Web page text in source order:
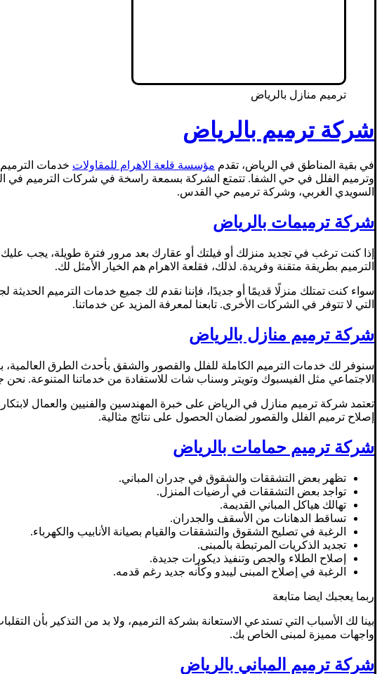
ترميم منازل بالرياض
شركة ترميم بالرياض
في بقية المناطق في الرياض، تقدم مؤسسة قلعة الاهرام للمقاولات خدمات
وترميم الفلل في حي الشفا. تتمتع الشركة بسمعة راسخة في شركات الترميم
السويدي الغربي، وشركة ترميم حي القدس.
شركة ترميمات بالرياض
إذا كنت ترغب في تجديد منزلك أو فيلتك أو عقارك بعد مرور فترة طويلة، يجب
الترميم بطريقة متقنة وفريدة. لذلك، فقلعة الاهرام هم الخيار الأمثل لك.
سواء كنت تمتلك منزلًا قديمًا أو جديدًا، فإننا نقدم لك جميع خدمات الترميم الحديثة
التي لا تتوفر في الشركات الأخرى. تابعنا لمعرفة المزيد عن خدماتنا.
شركة ترميم منازل بالرياض
سنوفر لك خدمات الترميم الكاملة للفلل والقصور والشقق بأحدث الطرق العالمية،
الاجتماعي مثل الفيسبوك وتويتر وسناب شات للاستفادة من خدماتنا المتنوعة. نحن
تعتمد شركة ترميم منازل في الرياض على خبرة المهندسين والفنيين والعمال
إصلاح ترميم الفلل والقصور لضمان الحصول على نتائج مثالية.
شركة ترميم حمامات بالرياض
تظهر بعض التشققات والشقوق في جدران المباني.
تواجد بعض التشققات في أرضيات المنزل.
تهالك هياكل المباني القديمة.
تساقط الدهانات من الأسقف والجدران.
الرغبة في تصليح الشقوق والتشققات والقيام بصيانة الأنابيب والكهرباء.
تجديد الذكريات المرتبطة بالمبنى.
إصلاح الطلاء والجص وتنفيذ ديكورات جديدة.
الرغبة في إصلاح المبنى ليبدو وكأنه جديد رغم قدمه.
ربما يعجبك ايضا متابعة
بينا لك الأسباب التي تستدعي الاستعانة بشركة الترميم، ولا بد من التذكير بأن
واجهات مميزة لمبنى الخاص بك.
شركة ترميم المباني بالرياض